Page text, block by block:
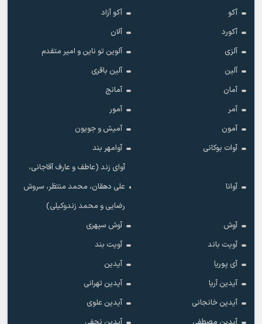
آکو
آکو آزاد
آکورد
آلان
آلزی
آلوین تو ناین و امیر متفدم
آلین
آلین باقری
آمان
آمانج
آمر
آمور
آمون
آمیش و جویون
آوات بوکانی
آوامهر بند
آوانا
آوای زند (عاطف و عارف آقاجانی،
علی دهقان، محمد منتظر، سروش
رضایی و محمد زندوکیلی)
آوش
آوش سپهری
آویت باند
آویت بند
آی پوریا
آیدین
آیدین آریا
آیدین تهرانی
آیدین خانجانی
آیدین علوی